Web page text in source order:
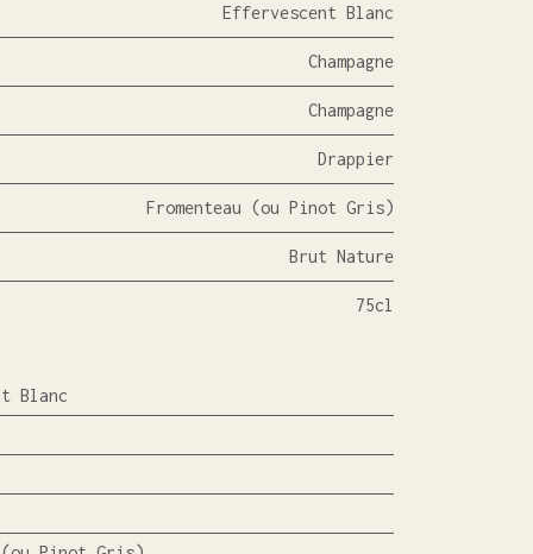
Effervescent Blanc
Champagne
Champagne
Drappier
Fromenteau (ou Pinot Gris)
Brut Nature
75cl
Blanc